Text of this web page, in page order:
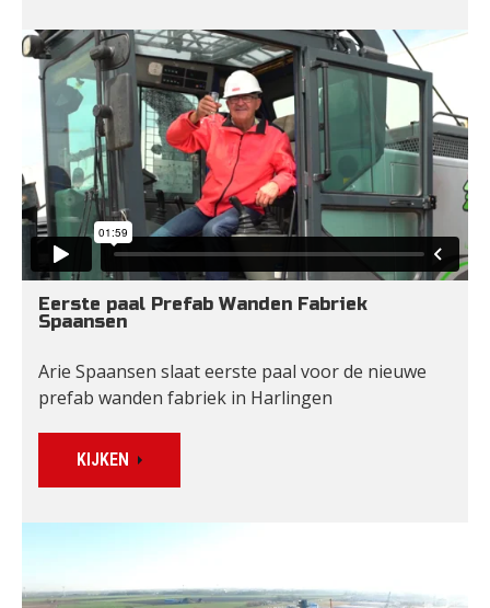
Eerste paal Prefab Wanden Fabriek
Spaansen
Arie Spaansen slaat eerste paal voor de nieuwe
prefab wanden fabriek in Harlingen
KIJKEN